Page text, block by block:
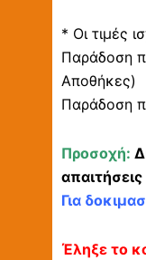
* Οι τιμές
Παράδοση
Αποθήκες)
Παράδοση
Προσοχή:
Για
Έληξε το